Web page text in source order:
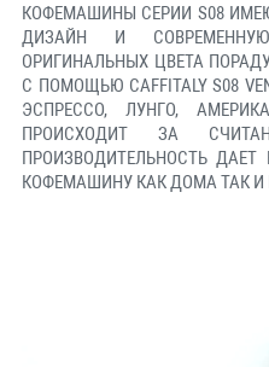
КОФЕМАШИНЫ СЕРИИ S08
ДИЗАЙН И
ОРИГИНАЛЬНЫХ ЦВЕТА
С ПОМОЩЬЮ CAFFITALY S08
ЭСПРЕССО, ЛУНГО,
ПРОИСХОДИТ ЗА
ПРОИЗВОДИТЕЛЬНОСТЬ
КОФЕМАШИНУ КАК ДОМА ТАК И